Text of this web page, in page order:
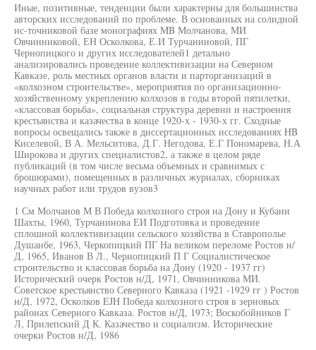
Иные, позитивные, тенденции были характерны для большинства
авторских исследований по проблеме. В основанных на солидной
ис-точниковой базе монографиях MB Молчанова, МИ
Овчинниковой, ЕН Осколкова, Е.И Турчаниновой, ПГ
Чернопицкого и других исследователей1 детально
анализировались проведение коллективизации на Северном
Кавказе, роль местных органов власти и парторганизаций в
«колхозном строительстве», мероприятия по организационно-
хозяйственному укреплению колхозов в годы второй пятилетки,
«классовая борьба», социальная структура деревни и настроения
крестьянства и казачества в конце 1920-х - 1930-х гг. Сходные
вопросы освещались также в диссертационных исследованиях HB
Киселевой, В А. Мельситова, Д.Г. Негодова, Е.Г Пономарева, Н.А
Широкова и других специалистов2, а также в целом ряде
публикаций (в том числе весьма объемных и сравнимых с
брошюрами), помещенных в различных журналах, сборниках
научных работ или трудов вузов3
1 См Молчанов М В Победа колхозного строя на Дону и Кубани
Шахты, 1960, Турчанинова ЕИ Подготовка и проведение
сплошной коллективизации сельского хозяйства в Ставрополье
Душанбе, 1963, Черкопицкий ПГ На великом переломе Ростов н/
Д, 1965, Иванов В Л., Чернопицкий П Г Социалистическое
строительство и классовая борьба на Дону (1920 - 1937 гг)
Исторический очерк Ростов н/Д, 1971, Овчинникова МИ.
Советское крестьянство Северного Кавказа (1921 -1929 гг ) Ростов
н/Д, 1972, Осколков EJH Победа колхозного строя в зерновых
районах Северного Кавказа. Ростов н/Д, 1973; Воскобойников Г
Л, Прилепский Д К. Казачество и социализм. Исторические
очерки Ростов н/Д, 1986